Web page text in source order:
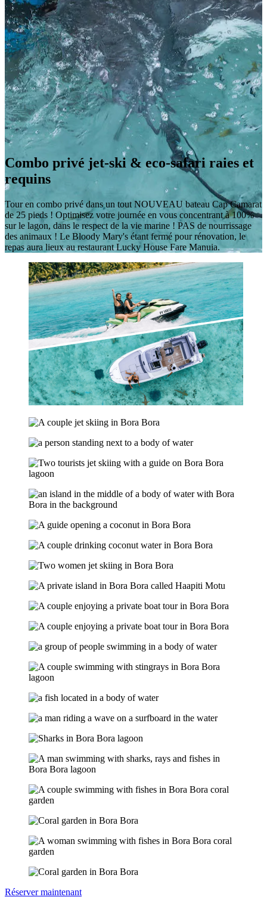
Combo privé jet-ski & eco-safari raies et
requins
Tour en combo privé dans un tout NOUVEAU bateau Cap Camarat
de 25 pieds ! Optimisez votre journée en vous concentrant à 100%
sur le lagon, dans le respect de la vie marine ! PAS de nourrissage
des animaux ! Le Bloody Mary's étant fermé pour rénovation, le
repas aura lieux au restaurant Lucky House Fare Manuia.
Réserver maintenant